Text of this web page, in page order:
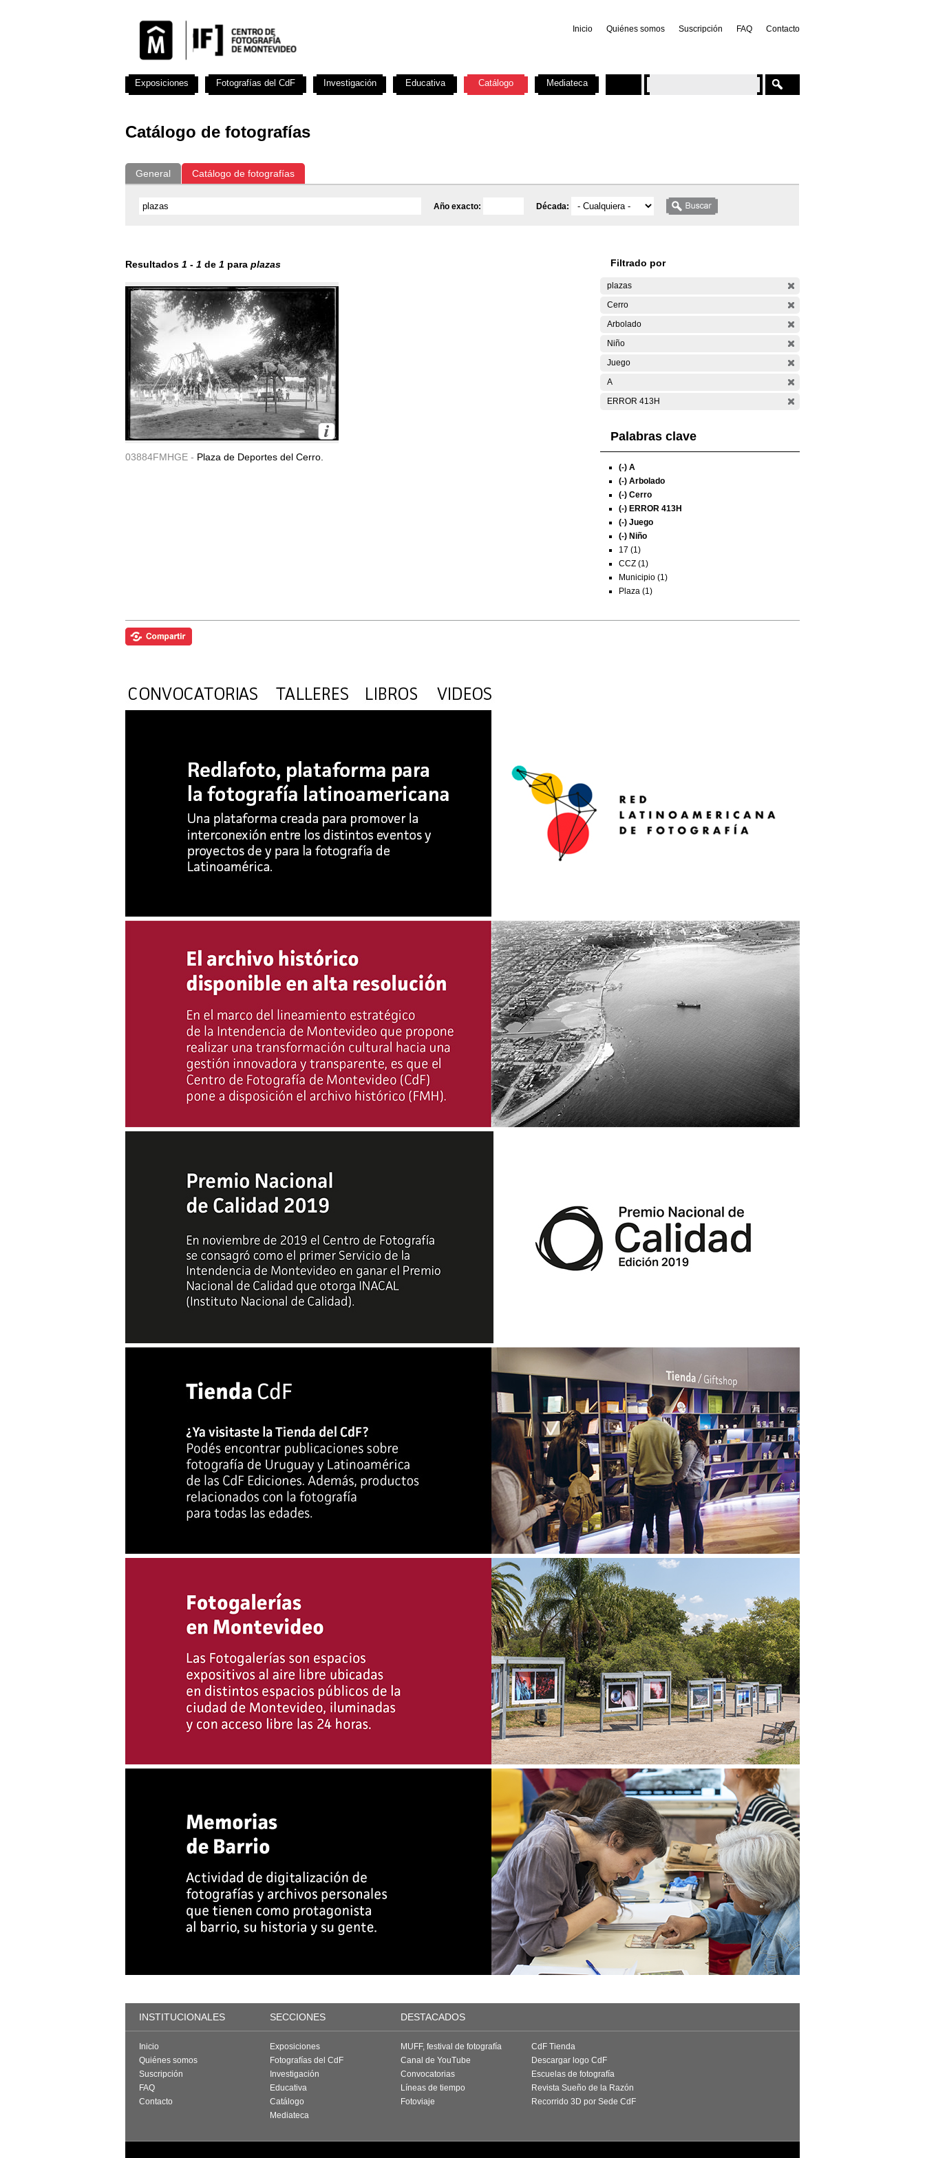
Inicio Quiénes somos Suscripción FAQ Contacto
Catálogo de fotografías
General Catálogo de fotografías
Año exacto: Década:
Resultados 1 - 1 de 1 para plazas
03884FMHGE - Plaza de Deportes del Cerro.
Filtrado por
plazas
Cerro
Arbolado
Niño
Juego
A
ERROR 413H
Palabras clave
(-) A
(-) Arbolado
(-) Cerro
(-) ERROR 413H
(-) Juego
(-) Niño
17 (1)
CCZ (1)
Municipio (1)
Plaza (1)
Exposiciones Fotografías del CdF Investigación Educativa Catálogo Mediateca
INSTITUCIONALES SECCIONES DESTACADOS
Inicio
Quiénes somos
Suscripción
FAQ
Contacto
Exposiciones
Fotografías del CdF
Investigación
Educativa
Catálogo
Mediateca
MUFF, festival de fotografía
Canal de YouTube
Convocatorias
Líneas de tiempo
Fotoviaje
CdF Tienda
Descargar logo CdF
Escuelas de fotografía
Revista Sueño de la Razón
Recorrido 3D por Sede CdF